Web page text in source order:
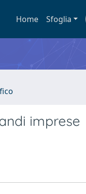
Home Sfoglia
imprese